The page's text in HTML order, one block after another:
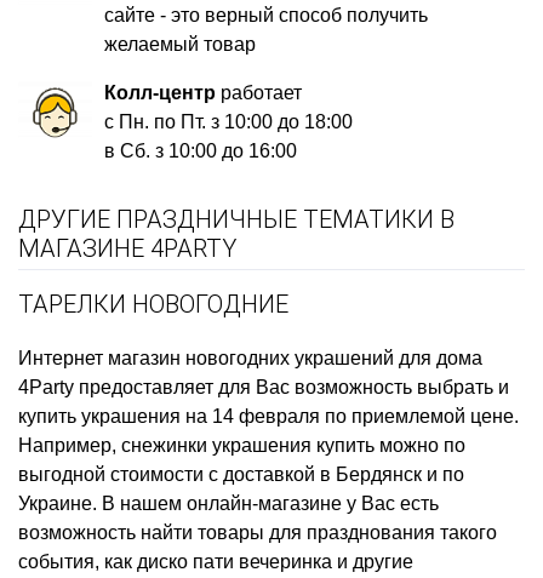
сайте - это верный способ получить
желаемый товар
Колл-центр работает
с Пн. по Пт. з 10:00 до 18:00
в Сб. з 10:00 до 16:00
ДРУГИЕ ПРАЗДНИЧНЫЕ ТЕМАТИКИ В
МАГАЗИНЕ 4PARTY
ТАРЕЛКИ НОВОГОДНИЕ
Интернет магазин новогодних украшений для дома
4Party предоставляет для Вас возможность выбрать и
купить украшения на 14 февраля по приемлемой цене.
Например, снежинки украшения купить можно по
выгодной стоимости с доставкой в Бердянск и по
Украине. В нашем онлайн-магазине у Вас есть
возможность найти товары для празднования такого
события, как диско пати вечеринка и другие